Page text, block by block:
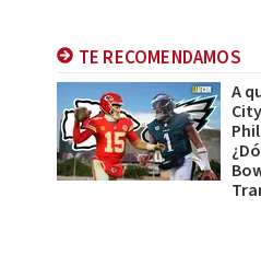
TE RECOMENDAMOS
A